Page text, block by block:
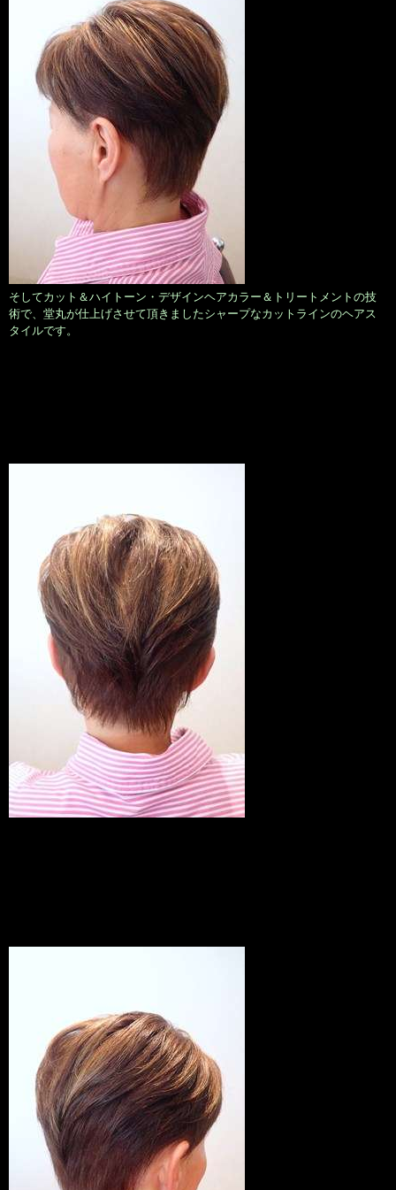
そしてカット＆ハイトーン・デザインヘアカラー＆トリートメントの技
術で、堂丸が仕上げさせて頂きましたシャープなカットラインのヘアス
タイルです。